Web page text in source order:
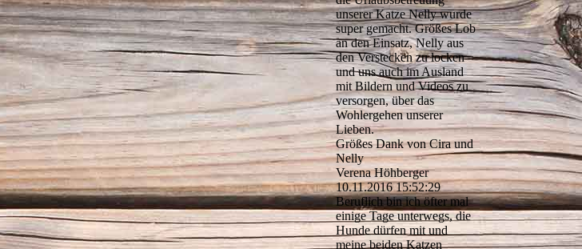
unserer Katze Nelly wurde
super gemacht. Größes Lob
an den Einsatz, Nelly aus
den Verstecken zu locken
und uns auch im Ausland
mit Bildern und Videos zu
versorgen, über das
Wohlergehen unserer
Lieben.
Größes Dank von Cira und
Nelly
Verena Höhberger
10.11.2016 15:52:29
Beruflich bin ich öfter mal
einige Tage unterwegs, die
Hunde dürfen mit und
meine beiden Katzen